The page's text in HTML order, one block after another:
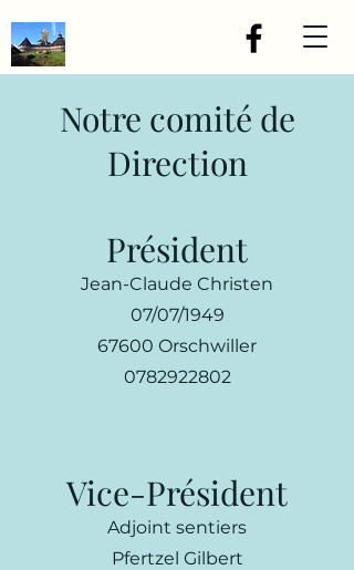
Notre comité de
Direction
Président
Jean-Claude Christen
07/07/1949
67600 Orschwiller
0782922802
Vice-Président
Adjoint sentiers
Pfertzel Gilbert